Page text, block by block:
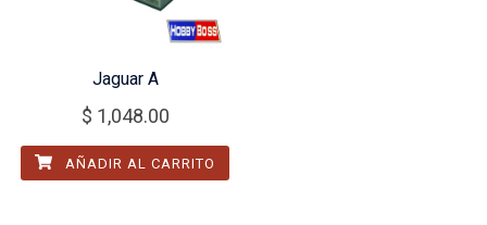
Jaguar A
$ 1,048.00
AÑADIR AL CARRITO